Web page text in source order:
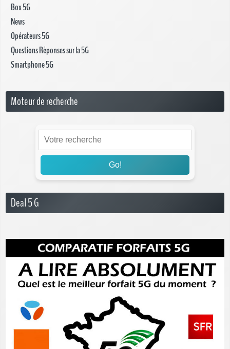
Box 5G
News
Opérateurs 5G
Questions Réponses sur la 5G
Smartphone 5G
Moteur de recherche
Go!
Deal 5 G